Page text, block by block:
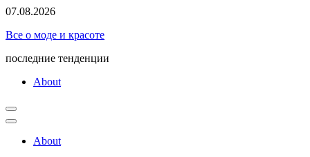
Skip
content
07.08.2026
Все о моде и красоте
последние тенденции
About
About